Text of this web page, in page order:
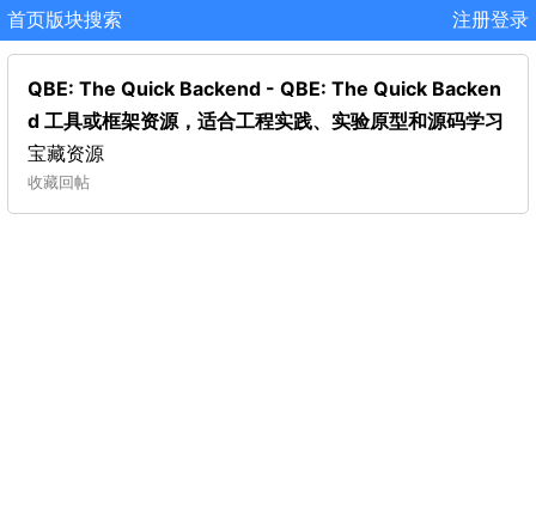
首页版块搜索 注册登录
QBE: The Quick Backend - QBE: The Quick Backen
d 工具或框架资源，适合工程实践、实验原型和源码学习
宝藏资源
收藏回帖